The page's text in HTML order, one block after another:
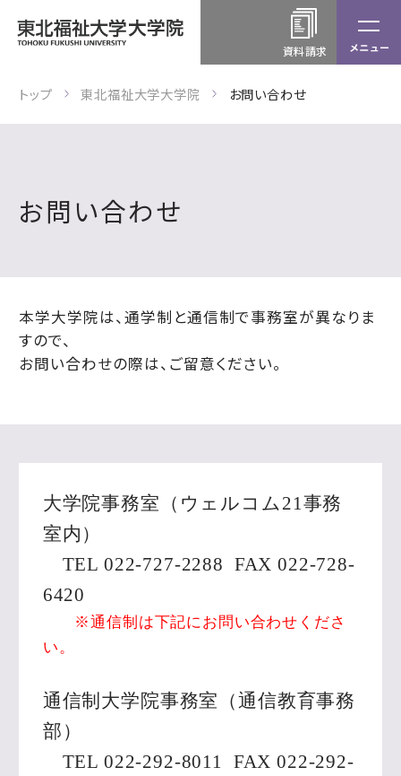
資料請求
トップ 東北福祉大学大学院 お問い合わせ
お問い合わせ
本学大学院は、通学制と通信制で事務室が異なりま
すので、
お問い合わせの際は、ご留意ください。
大学院事務室（ウェルコム21事務
室内）
TEL 022-727-2288 FAX 022-728-
6420
※通信制は下記にお問い合わせくださ
い。
通信制大学院事務室（通信教育事務
部）
TEL 022-292-8011 FAX 022-292-